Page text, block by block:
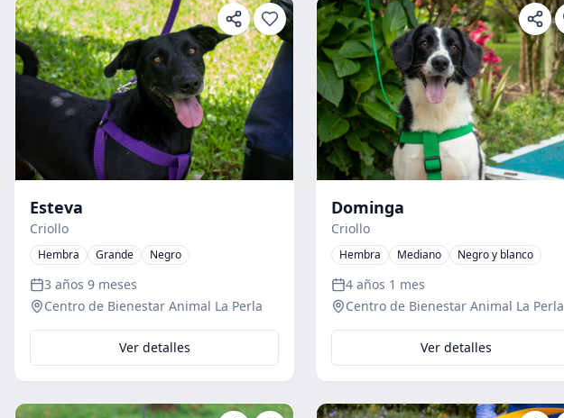
Esteva
Criollo
Hembra Grande Negro
3 años 9 meses
Centro de Bienestar Animal La Perla
Ver detalles
Dominga
Criollo
Hembra Mediano Negro y blanco
4 años 1 mes
Centro de Bienestar Animal La Perla
Ver detalles